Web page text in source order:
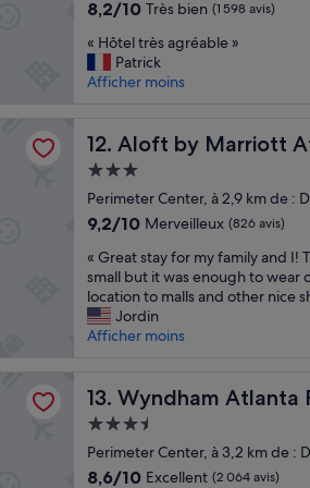
B
r
e
a
a
s
t
w
a
s
q
u
i
c
k
d
s
t
o
c
o
m
r
c
l
e
n
a
n
d
n
e
b
u
t
t
8.2
10,
Très
bien,
8,2/10 Très bien (1 598 avis)
«
H
ô
l
è
s
g
r
é
a
b
»
« Hôtel très agréable »
Patrick
Afficher moins
12. Aloft by Marriott
Aloft by Marriott Atlanta
Hébergement
3.0 étoiles
Perimeter Center, à 2,9 km de :
9.2
10,
Merveilleux,
(826 avis)
9,2/10 Merveilleux (826 avis)
«
G
r
e
a
t
y
f
o
« Great stay for my family and I!
small but it was enough to wear
location to malls and other nice
Jordin
Afficher moins
13. Wyndham Atlanta
Wyndham Atlanta Perimeter
Hébergement
3.5 étoiles
Perimeter Center, à 3,2 km de :
8.6
8,6/10 Excellent (2 064 avis)